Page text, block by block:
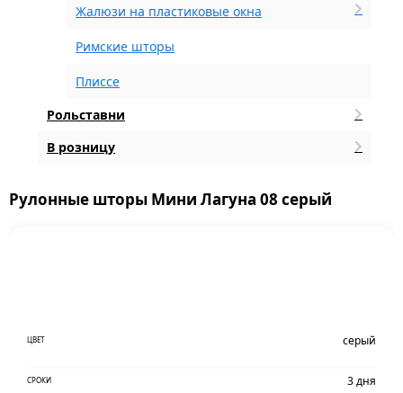
Жалюзи на пластиковые окна
Римские шторы
Плиссе
Рольставни
В розницу
Рулонные шторы Мини Лагуна 08 серый
ЦВЕТ серый
СРОКИ 3 дня